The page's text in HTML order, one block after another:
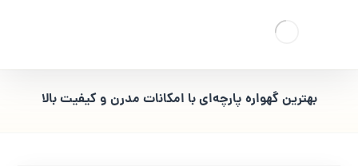
بهترین گهواره پارچه‌ای با امکانات مدرن و کیفیت بالا